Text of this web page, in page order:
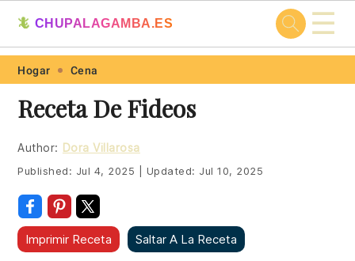
Skip
primary
navigation
Skip
main
content
Skip
primary
sidebar
Skip
footer
🦎 CHUPALAGAMBA.ES ☰
Hogar Cena
Receta De Fideos
Author: Dora Villarosa
Published: Jul 4, 2025 Updated: Jul 10, 2025
Imprimir Receta Saltar A La Receta